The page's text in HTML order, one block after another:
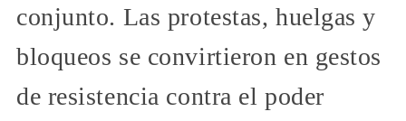
conjunto. Las protestas, huelgas y
bloqueos se convirtieron en gestos
de resistencia contra el poder